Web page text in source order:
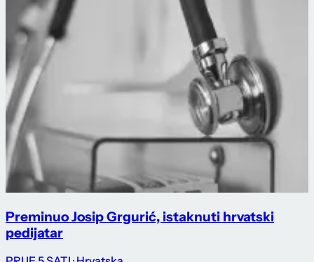
Preminuo Josip Grgurić, istaknuti hrvatski
pedijatar